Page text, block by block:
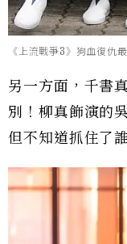
《上流戰爭3》狗血復仇
另一方面，千書
別！柳真飾演的
但不知道抓住了